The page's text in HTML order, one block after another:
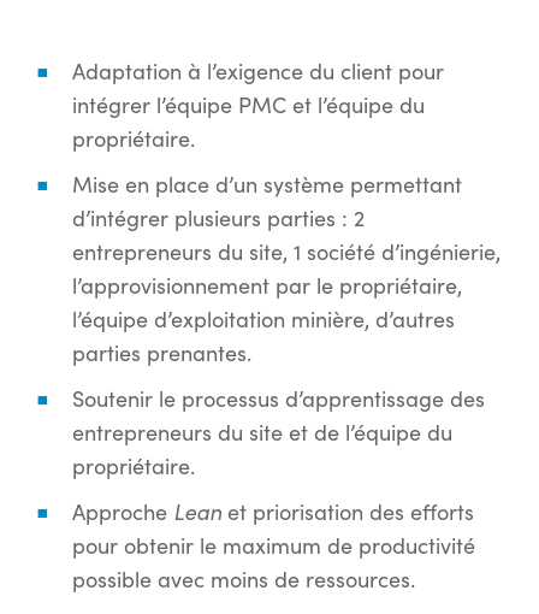
Adaptation à l’exigence du client pour
intégrer l’équipe PMC et l’équipe du
propriétaire.
Mise en place d’un système permettant
d’intégrer plusieurs parties : 2
entrepreneurs du site, 1 société d’ingénierie,
l’approvisionnement par le propriétaire,
l’équipe d’exploitation minière, d’autres
parties prenantes.
Soutenir le processus d’apprentissage des
entrepreneurs du site et de l’équipe du
propriétaire.
Approche Lean et priorisation des efforts
pour obtenir le maximum de productivité
possible avec moins de ressources.